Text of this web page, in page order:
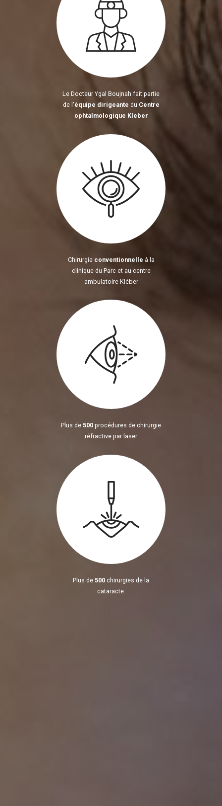
Le Docteur Ygal Boujnah fait partie
de l'équipe dirigeante du Centre
ophtalmologique Kleber
Chirurgie conventionnelle à la
clinique du Parc et au centre
ambulatoire Kléber
Plus de 500 procédures de chirurgie
réfractive par laser
Plus de 500 chirurgies de la
cataracte